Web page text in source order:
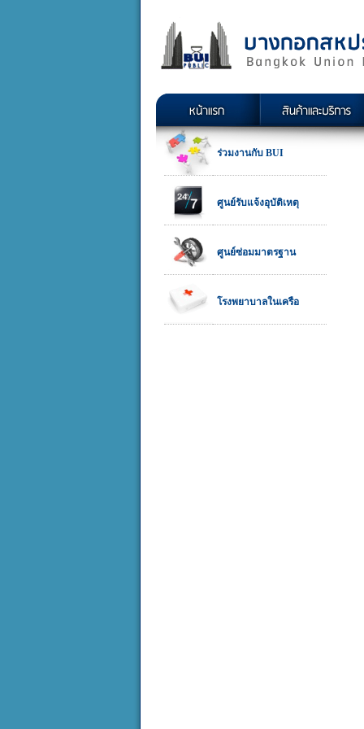
ร่วมงานกับ BUI
ศูนย์รับแจ้งอุบัติเหตุ
ศูนย์ซ่อมมาตรฐาน
โรงพยาบาลในเครือ